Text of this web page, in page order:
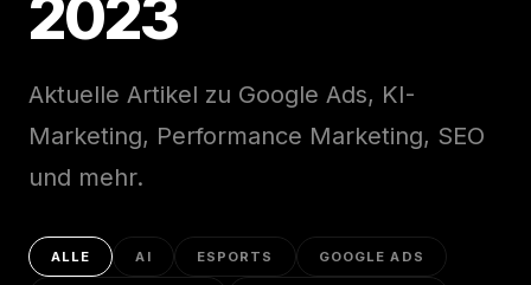
2023
Aktuelle Artikel zu Google Ads, KI-
Marketing, Performance Marketing, SEO
und mehr.
ALLE AI ESPORTS GOOGLE ADS